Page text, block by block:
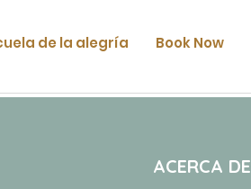
de la alegría Book Now
ACERCA DE